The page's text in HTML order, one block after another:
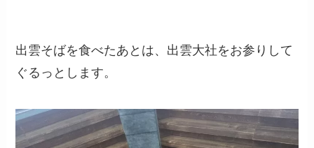
出雲そばを食べたあとは、出雲大社をお参りして
ぐるっとします。